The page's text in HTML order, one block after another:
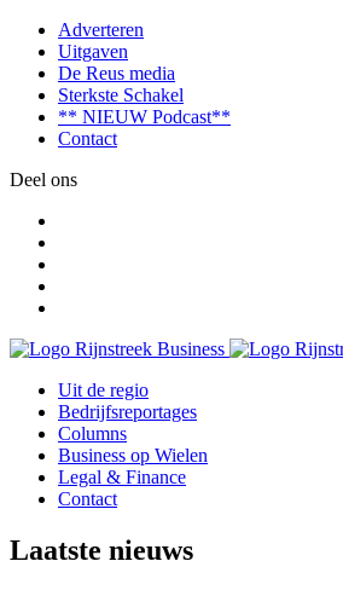
Adverteren
Uitgaven
De Reus media
Sterkste Schakel
** NIEUW Podcast**
Contact
Deel ons
Uit de regio
Bedrijfsreportages
Columns
Business op Wielen
Legal & Finance
Contact
Laatste nieuws